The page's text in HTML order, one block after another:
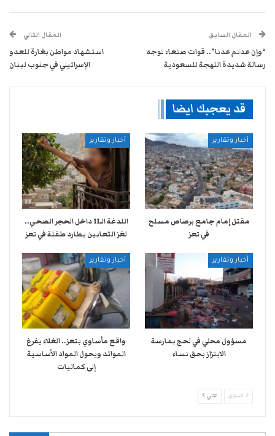
المقال السابق
“وإن عدتم عدنا”.. قوات صنعاء توجه
رسالة شديدة اللهجة للسعودية
المقال التالي
استشهاد مواطن بغارة للعدو
الإسرائيلي في جنوب لبنان
قد يعجبك ايضا
أخبار وتقارير
مقتل إمام جامع برصاص مسلح
في تعز
أخبار وتقارير
اللدغة الـ11 داخل الحجر الصحي..
لغز الثعابين يطارد طفلة في تعز
أخبار وتقارير
مسؤول محلي في لحج بمارسة
الابتزاز بحق نساء
أخبار وتقارير
واقع مأساوي بتعز.. الغلاء يفرغ
الموائد ويحول المواد الأساسية
إلى كماليات
السابق التالي